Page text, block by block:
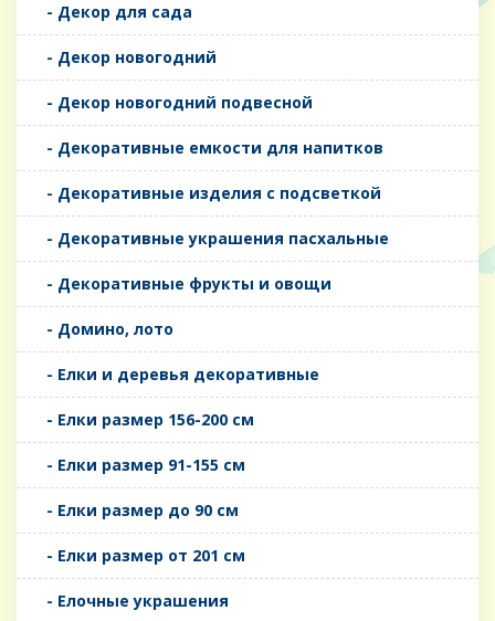
- Декор для сада
- Декор новогодний
- Декор новогодний подвесной
- Декоративные емкости для напитков
- Декоративные изделия с подсветкой
- Декоративные украшения пасхальные
- Декоративные фрукты и овощи
- Домино, лото
- Елки и деревья декоративные
- Елки размер 156-200 см
- Елки размер 91-155 см
- Елки размер до 90 см
- Елки размер от 201 см
- Елочные украшения